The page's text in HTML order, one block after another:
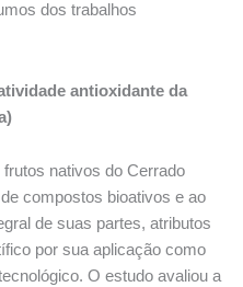
dos trabalhos
antioxidante da
nativos do Cerrado
compostos bioativos e ao
de suas partes, atributos
por sua aplicação como
O estudo avaliou a